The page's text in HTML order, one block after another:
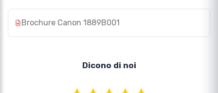
Brochure Canon 1889B001
Dicono di noi